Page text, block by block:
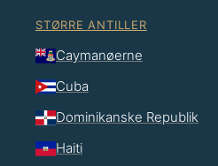
STØRRE ANTILLER
Caymanøerne
Cuba
Dominikanske Republik
Haiti